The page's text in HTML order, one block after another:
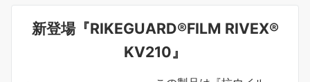
新登場『RIKEGUARD®FILM RIVEX®
KV210』